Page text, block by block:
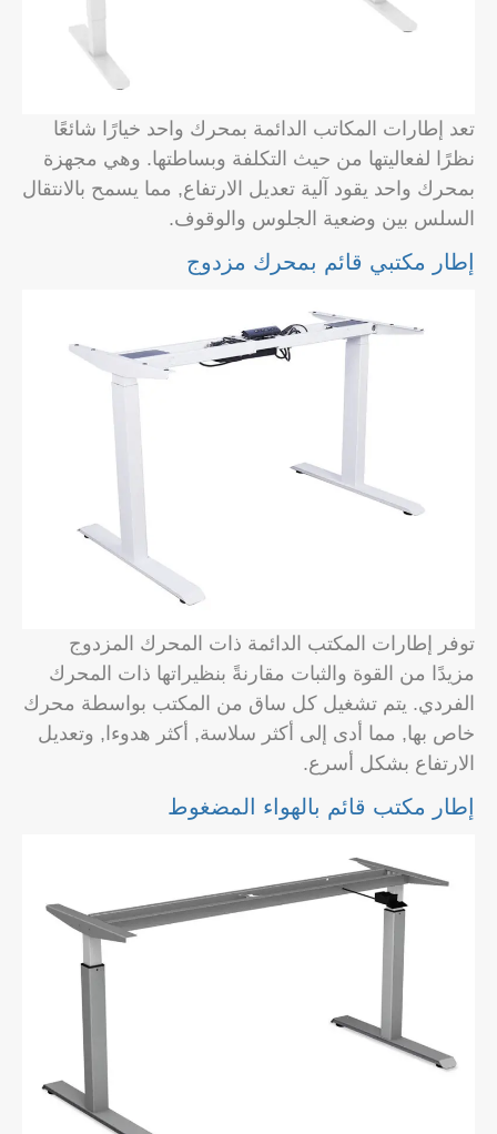
تعد إطارات المكاتب الدائمة بمحرك واحد خيارًا شائعًا
نظرًا لفعاليتها من حيث التكلفة وبساطتها. وهي مجهزة
بمحرك واحد يقود آلية تعديل الارتفاع, مما يسمح بالانتقال
السلس بين وضعية الجلوس والوقوف.
إطار مكتبي قائم بمحرك مزدوج
توفر إطارات المكتب الدائمة ذات المحرك المزدوج
مزيدًا من القوة والثبات مقارنةً بنظيراتها ذات المحرك
الفردي. يتم تشغيل كل ساق من المكتب بواسطة محرك
خاص بها, مما أدى إلى أكثر سلاسة, أكثر هدوءا, وتعديل
الارتفاع بشكل أسرع.
إطار مكتب قائم بالهواء المضغوط